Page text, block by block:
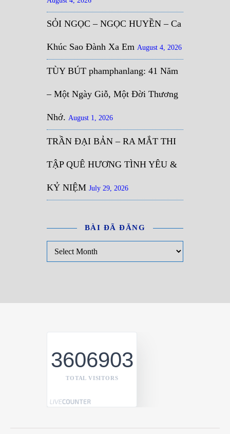
SỎI NGỌC – NGỌC HUYỀN – Ca
Khúc Sao Đành Xa Em August 4, 2026
TÙY BÚT phamphanlang: 41 Năm
– Một Ngày Giỗ, Một Đời Thương
Nhớ. August 1, 2026
TRẦN ĐẠI BẢN – RA MẮT THI
TẬP QUÊ HƯƠNG TÌNH YÊU &
KỶ NIỆM July 29, 2026
BÀI ĐÃ ĐĂNG
3606903
TOTAL VISITORS